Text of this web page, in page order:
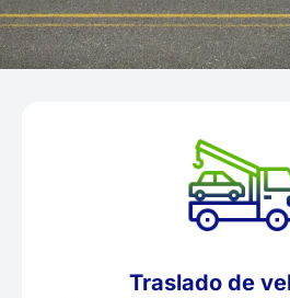
Traslado de